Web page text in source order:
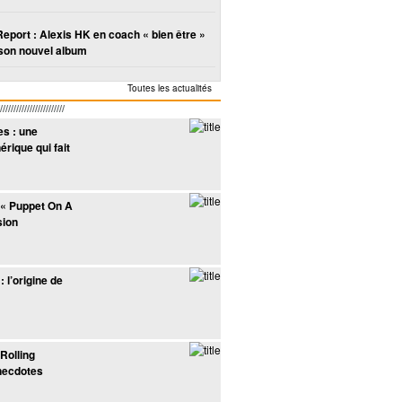
: Alexis HK en coach « bien être »
nouvel album
Toutes les actualités
: une
qui fait
Puppet On A
l’origine de